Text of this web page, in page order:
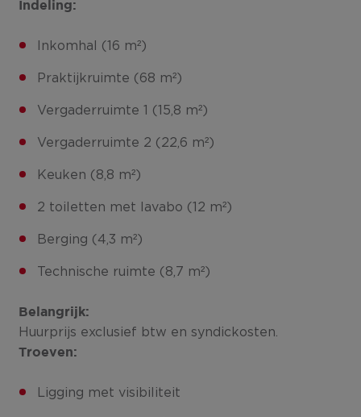
Indeling:
Inkomhal (16 m²)
Praktijkruimte (68 m²)
Vergaderruimte 1 (15,8 m²)
Vergaderruimte 2 (22,6 m²)
Keuken (8,8 m²)
2 toiletten met lavabo (12 m²)
Berging (4,3 m²)
Technische ruimte (8,7 m²)
Belangrijk:
Huurprijs exclusief btw en syndickosten.
Troeven:
Ligging met visibiliteit